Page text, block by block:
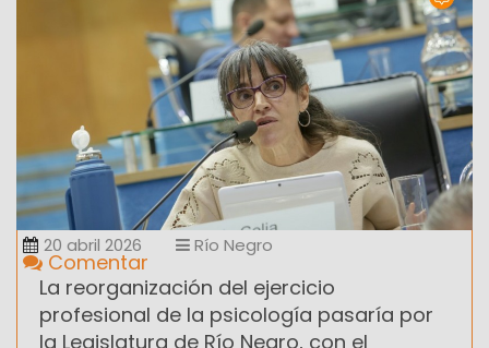
20 abril 2026 Río Negro
Comentar
La reorganización del ejercicio
profesional de la psicología pasaría por
la Legislatura de Río Negro, con el